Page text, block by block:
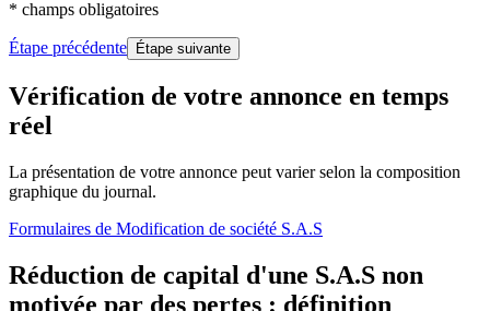
* champs obligatoires
Étape précédente Étape suivante
Vérification de votre annonce en temps
réel
La présentation de votre annonce peut varier selon la composition
graphique du journal.
Formulaires de Modification de société S.A.S
Réduction de capital d'une S.A.S non
motivée par des pertes : définition